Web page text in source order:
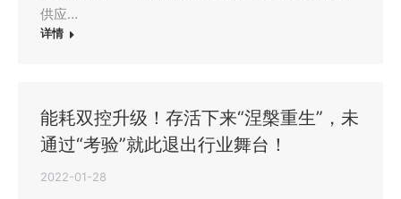
供应…
详情
能耗双控升级！存活下来“涅槃重生”，未
通过“考验”就此退出行业舞台！
2022-01-28